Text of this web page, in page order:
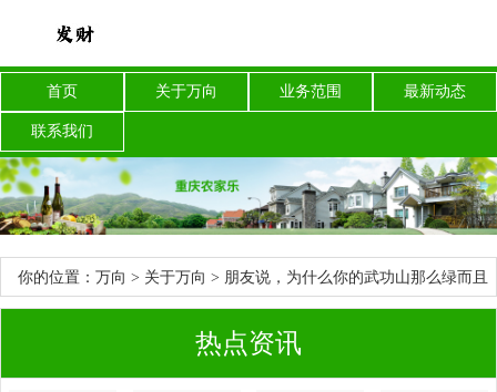
首页 关于万向 业务范围 最新动态
联系我们
你的位置： 万向 > 关于万向 > 朋友说，为什么你的武功山那么绿而且
热点资讯